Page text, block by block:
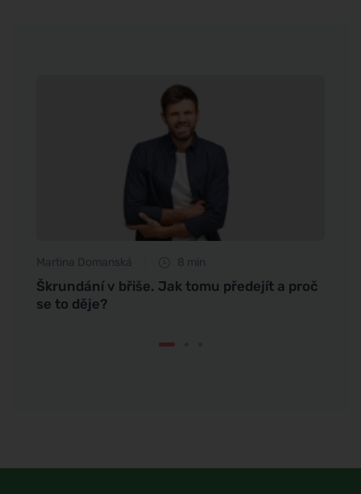
Martina Domanská 8 min
Škrundání v břiše. Jak tomu předejít a proč
se to děje?